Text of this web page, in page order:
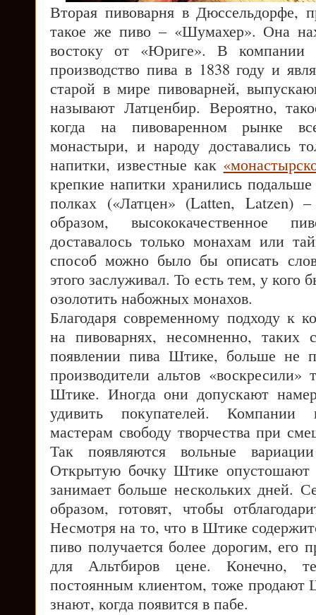
Вторая пивоварня в Дюссельдорфе,
такое же пиво – «Шумахер». Она
востоку от «Юриге». В компании
производство пива в 1838 году и
старой в мире пивоварней,
называют Латценбир. Вероятно,
когда на пивоваренном рынке
монастыри, и народу доставались
напитки, известные как
крепкие напитки хранились
полках («Латцен» (Latten, Latzen)
образом, высококачественное
доставалось только монахам или
способ можно было бы описать
этого заслуживал. То есть тем, у кого
озолотить набожных монахов.
Благодаря современному подходу к
на пивоварнях, несомненно, таких
появлении пива Штике, больше не
производители альтов «воскресили»
Штике. Иногда они допускают
удивить покупателей. Компании
мастерам свободу творчества при
Так появляются вольные
Открытую бочку Штике опустошают
занимает больше нескольких дней.
образом, готовят, чтобы
Несмотря на то, что в Штике
пиво получается более дорогим, его
для Альтбиров цене. Конечно,
постоянным клиентом, тоже продают
знают, когда появится в пабе.